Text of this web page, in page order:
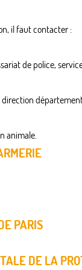
il faut contacter :
de police,
animale.
PARIS
DE LA